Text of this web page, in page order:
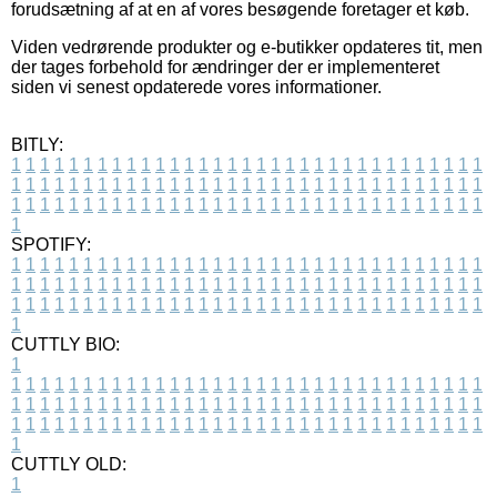
forudsætning af at en af vores besøgende foretager et køb.
Viden vedrørende produkter og e-butikker opdateres tit, men
der tages forbehold for ændringer der er implementeret
siden vi senest opdaterede vores informationer.
BITLY:
1 1 1 1 1 1 1 1 1 1 1 1 1 1 1 1 1 1 1 1 1 1 1 1 1 1 1 1 1 1 1 1 1
1 1 1 1 1 1 1 1 1 1 1 1 1 1 1 1 1 1 1 1 1 1 1 1 1 1 1 1 1 1 1 1 1
1 1 1 1 1 1 1 1 1 1 1 1 1 1 1 1 1 1 1 1 1 1 1 1 1 1 1 1 1 1 1 1 1
1
SPOTIFY:
1 1 1 1 1 1 1 1 1 1 1 1 1 1 1 1 1 1 1 1 1 1 1 1 1 1 1 1 1 1 1 1 1
1 1 1 1 1 1 1 1 1 1 1 1 1 1 1 1 1 1 1 1 1 1 1 1 1 1 1 1 1 1 1 1 1
1 1 1 1 1 1 1 1 1 1 1 1 1 1 1 1 1 1 1 1 1 1 1 1 1 1 1 1 1 1 1 1 1
1
CUTTLY BIO:
1
1 1 1 1 1 1 1 1 1 1 1 1 1 1 1 1 1 1 1 1 1 1 1 1 1 1 1 1 1 1 1 1 1
1 1 1 1 1 1 1 1 1 1 1 1 1 1 1 1 1 1 1 1 1 1 1 1 1 1 1 1 1 1 1 1 1
1 1 1 1 1 1 1 1 1 1 1 1 1 1 1 1 1 1 1 1 1 1 1 1 1 1 1 1 1 1 1 1 1
1
CUTTLY OLD:
1